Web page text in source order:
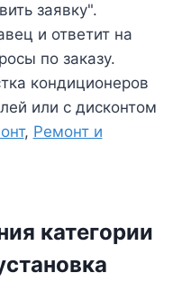
заявку".
и ответит на
по заказу.
кондиционеров
или с дисконтом
, Ремонт и
категории